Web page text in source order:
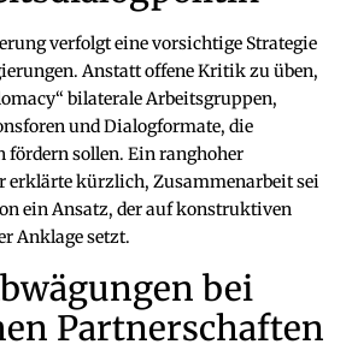
verfolgt eine vorsichtige Strategie
Anstatt offene Kritik zu üben,
bilaterale Arbeitsgruppen,
und Dialogformate, die
fördern sollen. Ein ranghoher
erklärte kürzlich, Zusammenarbeit sei
ein Ansatz, der auf konstruktiven
Anklage setzt.
bei
Partnerschaften